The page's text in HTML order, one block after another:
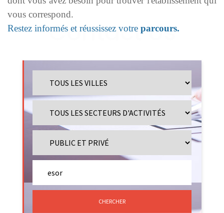
vous correspond.
Restez informés et réussissez votre parcours.
CHERCHER